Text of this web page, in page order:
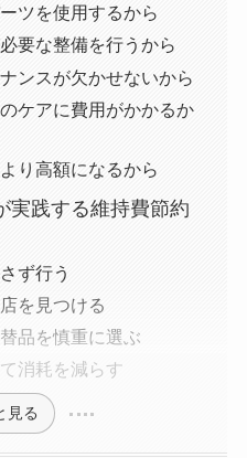
ツを使用するから
要な整備を行うから
ンスが欠かせないから
ケアに費用がかかるか
り高額になるから
実践する維持費節約
ず行う
を見つける
品を慎重に選ぶ
消耗を減らす
見る